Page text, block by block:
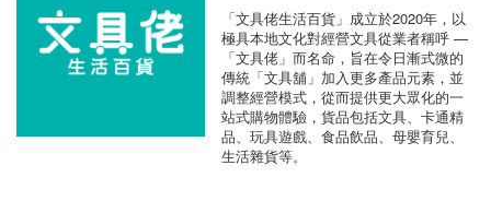
「文具佬生活百貨」成立於2020年，以
極具本地文化對經營文具從業者稱呼 —
「文具佬」而名命，旨在令日漸式微的
傳統「文具舖」加入更多產品元素，並
調整經營模式，從而提供更大眾化的一
站式購物體驗，貨品包括文具、卡通精
品、玩具遊戲、食品飲品、母嬰育兒、
生活雜貨等。